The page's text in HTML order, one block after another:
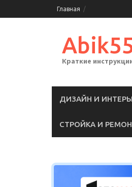
to
Главная
Краткие
ДИЗАЙН И
СТРОЙКА И